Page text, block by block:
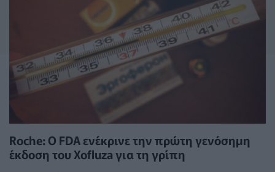
Roche: Ο FDA ενέκρινε την πρώτη γενόσημη
έκδοση του Xofluza για τη γρίπη